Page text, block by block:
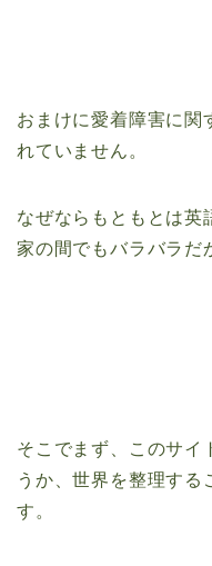
おまけに愛着障害に関
れていません。
なぜならもともとは英
家の間でもバラバラだ
そこでまず、このサイ
うか、世界を整理する
す。